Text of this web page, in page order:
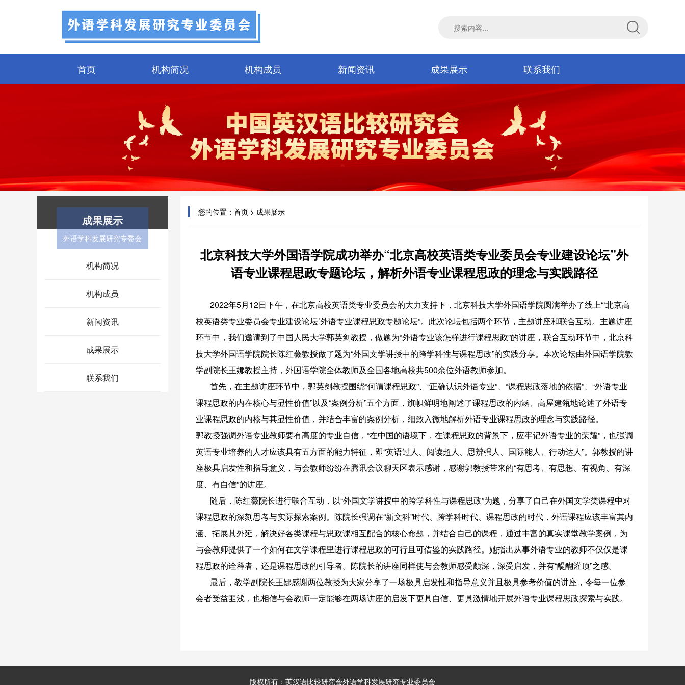
首页 机构简况 机构成员 新闻资讯 成果展示 联系我们
成果展示
外语学科发展研究专委会
机构简况
机构成员
新闻资讯
成果展示
联系我们
您的位置： 首页 > 成果展示
北京科技大学外国语学院成功举办“北京高校英语类专业委员会专业建设论坛”外
语专业课程思政专题论坛，解析外语专业课程思政的理念与实践路径
2022年5月12日下午，在北京高校英语类专业委员会的大力支持下，北京科技大学外国语学院圆满举办了线上“‘北京高
校英语类专业委员会专业建设论坛’外语专业课程思政专题论坛”。此次论坛包括两个环节，主题讲座和联合互动。主题讲座
环节中，我们邀请到了中国人民大学郭英剑教授，做题为“外语专业该怎样进行课程思政”的讲座，联合互动环节中，北京科
技大学外国语学院院长陈红薇教授做了题为“外国文学讲授中的跨学科性与课程思政”的实践分享。本次论坛由外国语学院教
学副院长王娜教授主持，外国语学院全体教师及全国各地高校共500余位外语教师参加。
首先，在主题讲座环节中，郭英剑教授围绕“何谓课程思政”、“正确认识外语专业”、“课程思政落地的依据”、“外语专业
课程思政的内在核心与显性价值”以及“案例分析”五个方面，旗帜鲜明地阐述了课程思政的内涵、高屋建瓴地论述了外语专
业课程思政的内核与其显性价值，并结合丰富的案例分析，细致入微地解析外语专业课程思政的理念与实践路径。
郭教授强调外语专业教师要有高度的专业自信，“在中国的语境下，在课程思政的背景下，应牢记外语专业的荣耀”，也强调
英语专业培养的人才应该具有五方面的能力特征，即“英语过人、阅读超人、思辨强人、国际能人、行动达人”。郭教授的讲
座极具启发性和指导意义，与会教师纷纷在腾讯会议聊天区表示感谢，感谢郭教授带来的“有思考、有思想、有视角、有深
度、有自信”的讲座。
随后，陈红薇院长进行联合互动，以“外国文学讲授中的跨学科性与课程思政”为题，分享了自己在外国文学类课程中对
课程思政的深刻思考与实际探索案例。陈院长强调在“新文科”时代、跨学科时代、课程思政的时代，外语课程应该丰富其内
涵、拓展其外延，解决好各类课程与思政课相互配合的核心命题，并结合自己的课程，通过丰富的真实课堂教学案例，为
与会教师提供了一个如何在文学课程里进行课程思政的可行且可借鉴的实践路径。她指出从事外语专业的教师不仅仅是课
程思政的诠释者，还是课程思政的引导者。陈院长的讲座同样使与会教师感受颇深，深受启发，并有“醍醐灌顶”之感。
最后，教学副院长王娜感谢两位教授为大家分享了一场极具启发性和指导意义并且极具参考价值的讲座，令每一位参
会者受益匪浅，也相信与会教师一定能够在两场讲座的启发下更具自信、更具激情地开展外语专业课程思政探索与实践。
版权所有： 英汉语比较研究会外语学科发展研究专业委员会